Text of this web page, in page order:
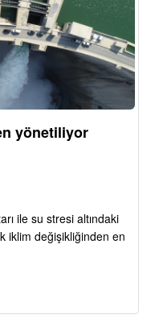
yönetiliyor
ile su stresi altındaki
iklim değişikliğinden en